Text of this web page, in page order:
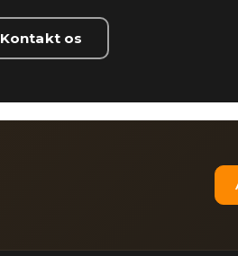
Kontakt os